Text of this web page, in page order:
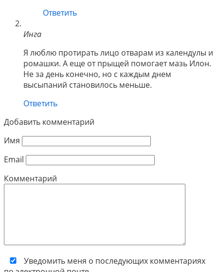
Ответить
Инга
Я люблю протирать лицо отварам из календулы и
ромашки. А еще от прыщей помогает мазь Илон.
Не за день конечно, но с каждым днем
высыпаний становилось меньше.
Ответить
Добавить комментарий
Имя
Email
Комментарий
Уведомить меня о последующих комментариях